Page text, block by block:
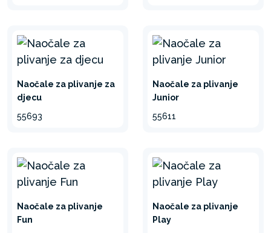
Naočale za plivanje za
djecu
55693
Naočale za plivanje
Junior
55611
Naočale za plivanje
Fun
Naočale za plivanje
Play